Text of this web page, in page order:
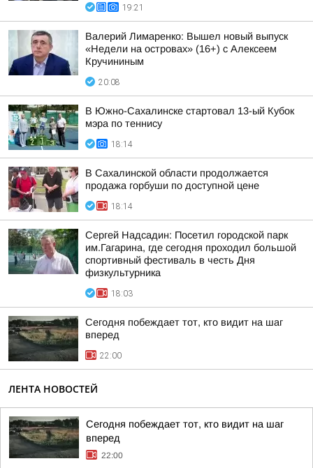
19:21
Валерий Лимаренко: Вышел новый выпуск
«Недели на островах» (16+) с Алексеем
Кручининым
20:08
В Южно-Сахалинске стартовал 13-ый Кубок
мэра по теннису
18:14
В Сахалинской области продолжается
продажа горбуши по доступной цене
18:14
Сергей Надсадин: Посетил городской парк
им.Гагарина, где сегодня проходил большой
спортивный фестиваль в честь Дня
физкультурника
18:03
Сегодня побеждает тот, кто видит на шаг
вперед
22:00
ЛЕНТА НОВОСТЕЙ
Сегодня побеждает тот, кто видит на шаг
вперед
22:00